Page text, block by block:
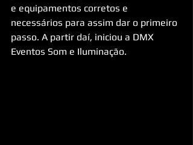
e equipamentos corretos e
necessários para assim dar o primeiro
passo. A partir daí, iniciou a DMX
Eventos Som e Iluminação.